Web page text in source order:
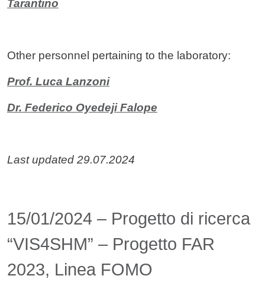
Tarantino
Other personnel pertaining to the laboratory:
Prof. Luca Lanzoni
Dr. Federico Oyedeji Falope
Last updated 29.07.2024
15/01/2024 – Progetto di ricerca
“VIS4SHM” – Progetto FAR
2023, Linea FOMO